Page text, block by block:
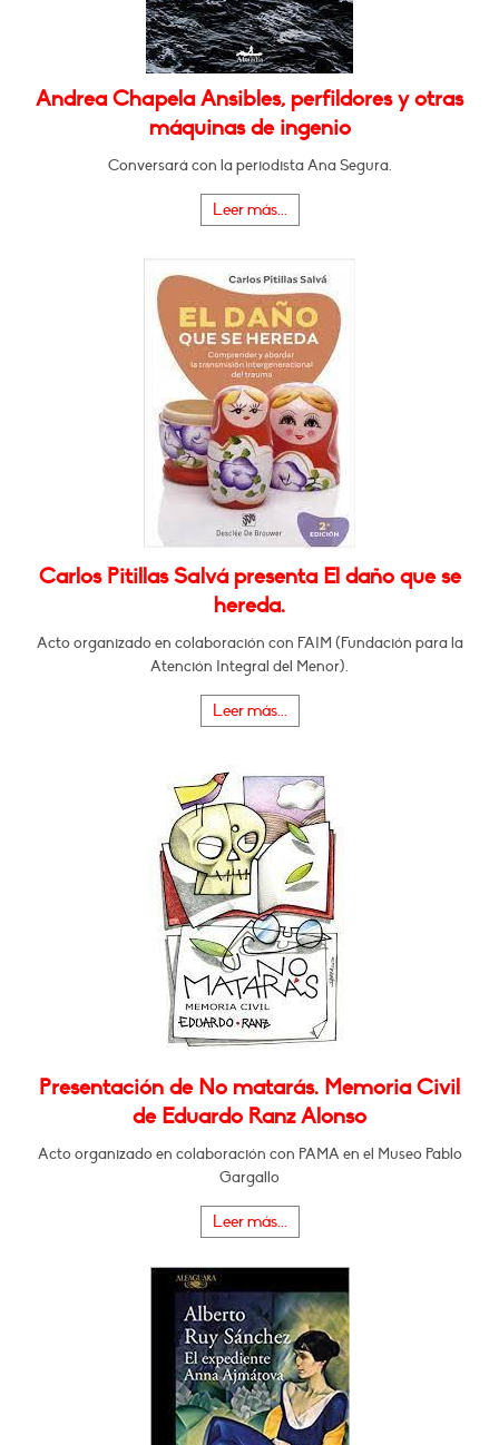
Andrea Chapela Ansibles, perfildores y otras
máquinas de ingenio
Conversará con la periodista Ana Segura.
Leer más...
Carlos Pitillas Salvá presenta El daño que se
hereda.
Acto organizado en colaboración con FAIM (Fundación para la
Atención Integral del Menor).
Leer más...
Presentación de No matarás. Memoria Civil
de Eduardo Ranz Alonso
Acto organizado en colaboración con PAMA en el Museo Pablo
Gargallo
Leer más...